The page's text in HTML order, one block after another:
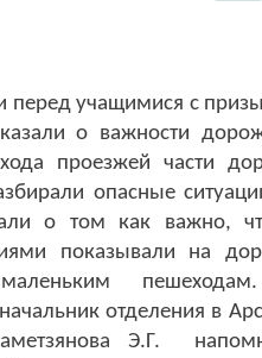
перед учащимися с
о важности
проезжей части
опасные
о том как важно,
показывали на
отделения в
Э.Г.